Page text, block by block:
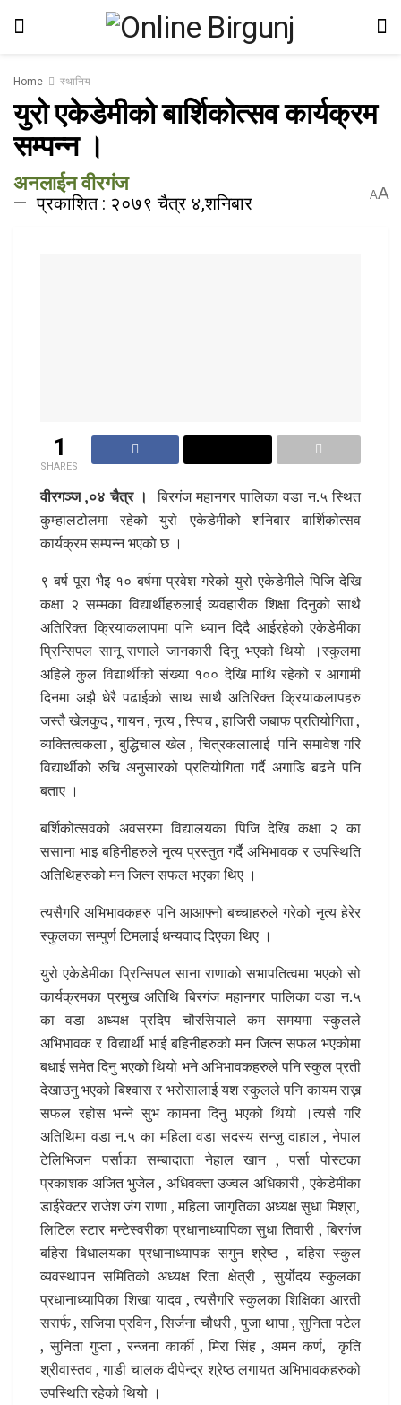
Home स्थानिय
युरो एकेडेमीको बार्शिकोत्सव कार्यक्रम
सम्पन्न ।
अनलाईन वीरगंज
प्रकाशित : २०७९ चैत्र ४,शनिबार AA
1
SHARES
वीरगञ्ज ,०४ चैत्र । बिरगंज महानगर पालिका वडा न.५ स्थित
कुम्हालटोलमा रहेको युरो एकेडेमीको शनिबार बार्शिकोत्सव
कार्यक्रम सम्पन्न भएको छ ।
९ बर्ष पूरा भैइ १० बर्षमा प्रवेश गरेको युरो एकेडेमीले पिजि देखि
कक्षा २ सम्मका विद्यार्थीहरुलाई व्यवहारीक शिक्षा दिनुको साथै
अतिरिक्त क्रियाकलापमा पनि ध्यान दिदै आईरहेको एकेडेमीका
प्रिन्सिपल सानू राणाले जानकारी दिनु भएको थियो ।स्कुलमा
अहिले कुल विद्यार्थीको संख्या १०० देखि माथि रहेको र आगामी
दिनमा अझै धेरै पढाईको साथ साथै अतिरिक्त क्रियाकलापहरु
जस्तै खेलकुद , गायन , नृत्य , स्पिच , हाजिरी जबाफ प्रतियोगिता ,
व्यक्तित्वकला , बुद्धिचाल खेल , चित्रकलालाई पनि समावेश गरि
विद्यार्थीको रुचि अनुसारको प्रतियोगिता गर्दै अगाडि बढने पनि
बताए ।
बर्शिकोत्सवको अवसरमा विद्यालयका पिजि देखि कक्षा २ का
ससाना भाइ बहिनीहरुले नृत्य प्रस्तुत गर्दै अभिभावक र उपस्थिति
अतिथिहरुको मन जित्न सफल भएका थिए ।
त्यसैगरि अभिभावकहरु पनि आआफ्नो बच्चाहरुले गरेको नृत्य हेरेर
स्कुलका सम्पुर्ण टिमलाई धन्यवाद दिएका थिए ।
युरो एकेडेमीका प्रिन्सिपल साना राणाको सभापतित्वमा भएको सो
कार्यक्रमका प्रमुख अतिथि बिरगंज महानगर पालिका वडा न.५
का वडा अध्यक्ष प्रदिप चौरसियाले कम समयमा स्कुलले
अभिभावक र विद्यार्थी भाई बहिनीहरुको मन जित्न सफल भएकोमा
बधाई समेत दिनु भएको थियो भने अभिभावकहरुले पनि स्कुल प्रती
देखाउनु भएको बिश्वास र भरोसालाई यश स्कुलले पनि कायम राख्न
सफल रहोस भन्ने सुभ कामना दिनु भएको थियो ।त्यसै गरि
अतिथिमा वडा न.५ का महिला वडा सदस्य सन्जु दाहाल , नेपाल
टेलिभिजन पर्साका सम्बादाता नेहाल खान , पर्सा पोस्टका
प्रकाशक अजित भुजेल , अधिवक्ता उज्वल अधिकारी , एकेडेमीका
डाईरेक्टर राजेश जंग राणा , महिला जागृतिका अध्यक्ष सुधा मिश्रा,
लिटिल स्टार मन्टेस्वरीका प्रधानाध्यापिका सुधा तिवारी , बिरगंज
बहिरा बिधालयका प्रधानाध्यापक सगुन श्रेष्ठ , बहिरा स्कुल
व्यवस्थापन समितिको अध्यक्ष रिता क्षेत्री , सुर्योदय स्कुलका
प्रधानाध्यापिका शिखा यादव , त्यसैगरि स्कुलका शिक्षिका आरती
सरार्फ , सजिया प्रविन , सिर्जना चौधरी , पुजा थापा , सुनिता पटेल
, सुनिता गुप्ता , रन्जना कार्की , मिरा सिंह , अमन कर्ण, कृति
श्रीवास्तव , गाडी चालक दीपेन्द्र श्रेष्ठ लगायत अभिभावकहरुको
उपस्थिति रहेको थियो ।